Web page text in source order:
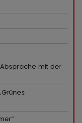
mit der